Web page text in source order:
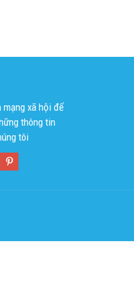
mạng xã hội để
thông tin
tôi